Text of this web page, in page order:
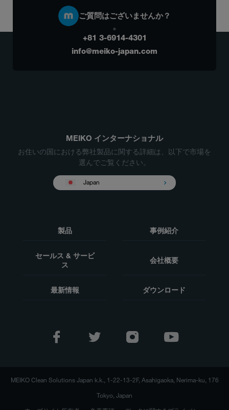
ご質問はございませんか？
+81 3-6914-4301
info@meiko-japan.com
MEIKO インターナショナル
お住いの国における弊社製品に関する詳細は、以下で市場を
選んでご覧ください。
Japan
製品 事例紹介
セールス & サービ
ス
会社概要
最新情報 ダウンロード
MEIKO Clean Solutions Japan k.k., 1-22-13-2F, Asahigaoka, Nerima-ku, 176
Tokyo, Japan